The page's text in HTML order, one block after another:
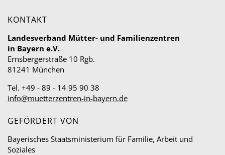
KONTAKT
Landesverband Mütter- und Familienzentren
in Bayern e.V.
Ernsbergerstraße 10 Rgb.
81241 München
Tel. +49 - 89 - 14 95 90 38
info@muetterzentren-in-bayern.de
GEFÖRDERT VON
Bayerisches Staatsministerium für Familie, Arbeit und
Soziales